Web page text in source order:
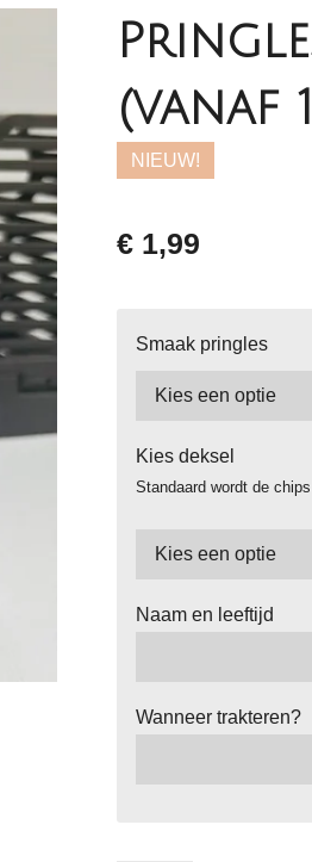
(vanaf
NIEUW!
€ 1,99
Smaak pringles
Kies deksel
Standaard wordt de
Naam en leeftijd
Wanneer trakteren?